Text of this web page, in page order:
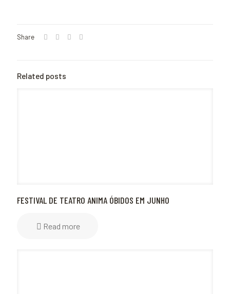
Share
Related posts
FESTIVAL DE TEATRO ANIMA ÓBIDOS EM JUNHO
Read more